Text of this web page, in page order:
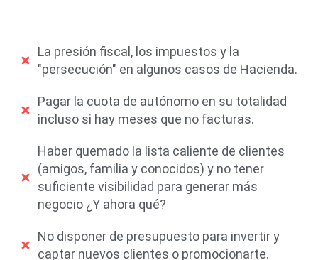
La presión fiscal, los impuestos y la
"persecución" en algunos casos de Hacienda.
Pagar la cuota de autónomo en su totalidad
incluso si hay meses que no facturas.
Haber quemado la lista caliente de clientes
(amigos, familia y conocidos) y no tener
suficiente visibilidad para generar más
negocio ¿Y ahora qué?
No disponer de presupuesto para invertir y
captar nuevos clientes o promocionarte.